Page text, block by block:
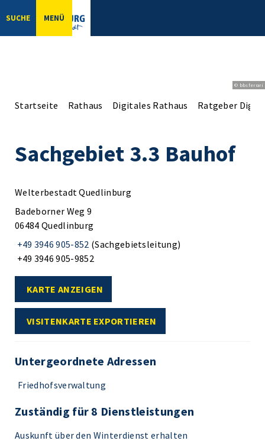
SUCHE MENÜ
© bbsferrari
Startseite Rathaus Digitales Rathaus Ratgeber
Sachgebiet 3.3 Bauhof
Welterbestadt Quedlinburg
Badeborner Weg 9
06484 Quedlinburg
+49 3946 905-852 (Sachgebietsleitung)
+49 3946 905-9852
KARTE ANZEIGEN
VISITENKARTE EXPORTIEREN
Untergeordnete Adressen
Friedhofsverwaltung
Zuständig für 8 Dienstleistungen
Auskunft über den Winterdienst erhalten